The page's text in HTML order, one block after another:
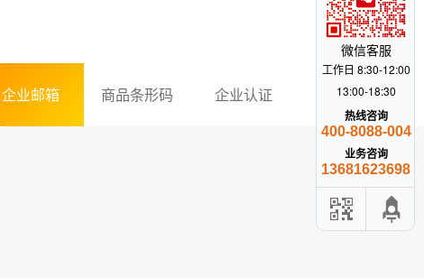
企业邮箱 商品条形码 企业认证
微信客服
工作日 8:30-12:00
13:00-18:30
热线咨询
400-8088-004
业务咨询
13681623698